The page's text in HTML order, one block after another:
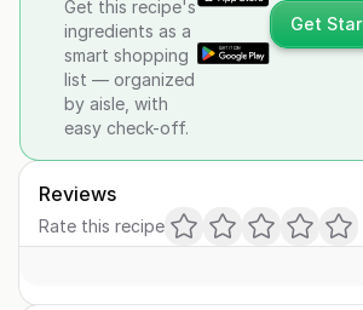
Get this recipe's
ingredients as a
smart shopping
list — organized
by aisle, with
easy check-off.
Get
Reviews
Rate this recipe